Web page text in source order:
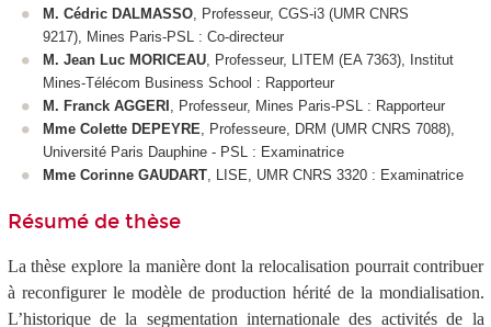
M. Cédric DALMASSO , Professeur, CGS-i3 (UMR CNRS
9217), Mines Paris-PSL : Co-directeur
M. Jean Luc MORICEAU , Professeur, LITEM (EA 7363), Institut
Mines-Télécom Business School : Rapporteur
M. Franck AGGERI , Professeur, Mines Paris-PSL : Rapporteur
Mme Colette DEPEYRE , Professeure, DRM (UMR CNRS 7088),
Université Paris Dauphine - PSL : Examinatrice
Mme Corinne GAUDART , LISE, UMR CNRS 3320 : Examinatrice
Résumé de thèse
La thèse explore la manière dont la relocalisation pourrait contribuer
à reconfigurer le modèle de production hérité de la mondialisation.
L’historique de la segmentation internationale des activités de la